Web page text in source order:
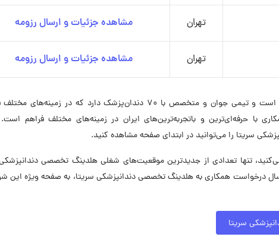
تهران مشاهده جزئیات و ارسال رزومه
تهران مشاهده جزئیات و ارسال رزومه
سریتا اولین کلینیک دندان‌پزشکی هوشمند در ایران است و تیمی جوان و متخصص با 70 دندان‌پزشک دارد که در
با حرفه‌ای‌ترین و با‌تجربه‌ترین‌های ایران در زمینه‌های مختلف فراهم
سریتا را می‌توانید در ابتدای صفحه مشاهده کنید.
تنها تعدادی از جدیدترین موقعیت‌های شغلی هلدینگ تخصصی دندانپزشکی
درخواست همکاری به هلدینگ تخصصی دندانپزشکی سریتا، به صفحه ویژه این
سریتا